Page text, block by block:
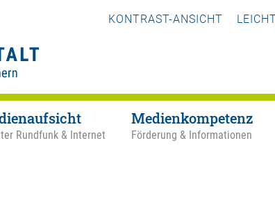
KONTRAST-ANSICHT
Rundfunk & Internet
Medienkompetenz
Förderung & Informationen